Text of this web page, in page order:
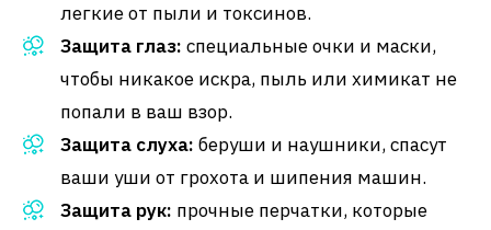
легкие от пыли и токсинов.
Защита глаз: специальные очки и маски,
чтобы никакое искра, пыль или химикат не
попали в ваш взор.
Защита слуха: беруши и наушники, спасут
ваши уши от грохота и шипения машин.
Защита рук: прочные перчатки, которые